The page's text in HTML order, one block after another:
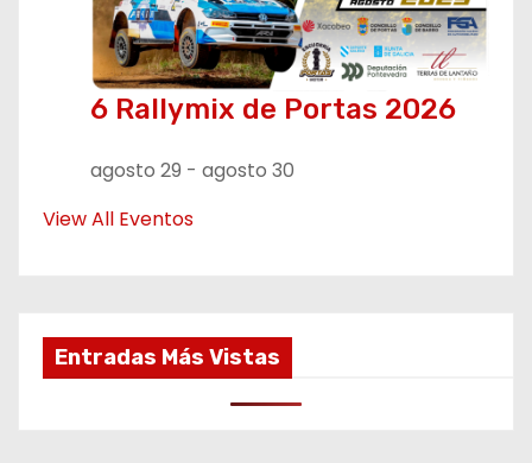
6 Rallymix de Portas 2026
agosto 29 - agosto 30
View All Eventos
Entradas Más Vistas